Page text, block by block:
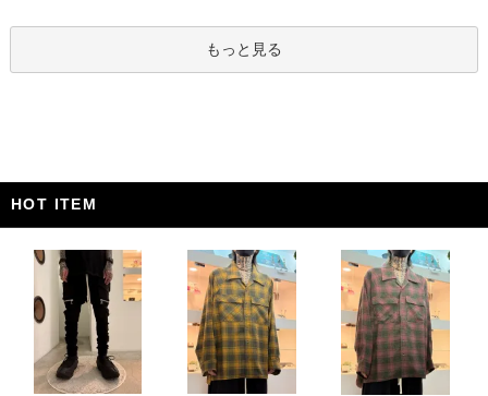
もっと見る
HOT ITEM